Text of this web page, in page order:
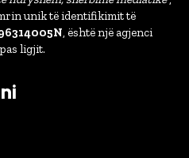
unik të identifikimit të
, është një agjenci
ligjit.